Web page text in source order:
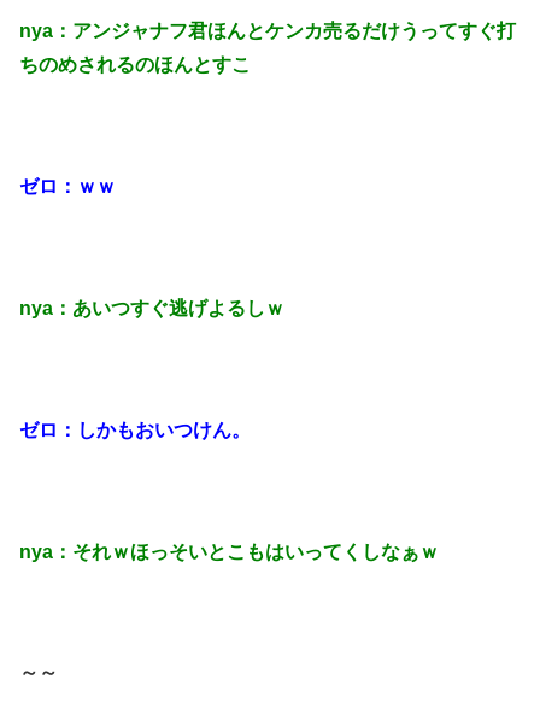
nya：アンジャナフ君ほんとケンカ売るだけうってすぐ打
ちのめされるのほんとすこ
ゼロ：ｗｗ
nya：あいつすぐ逃げよるしｗ
ゼロ：しかもおいつけん。
nya：それｗほっそいとこもはいってくしなぁｗ
～～